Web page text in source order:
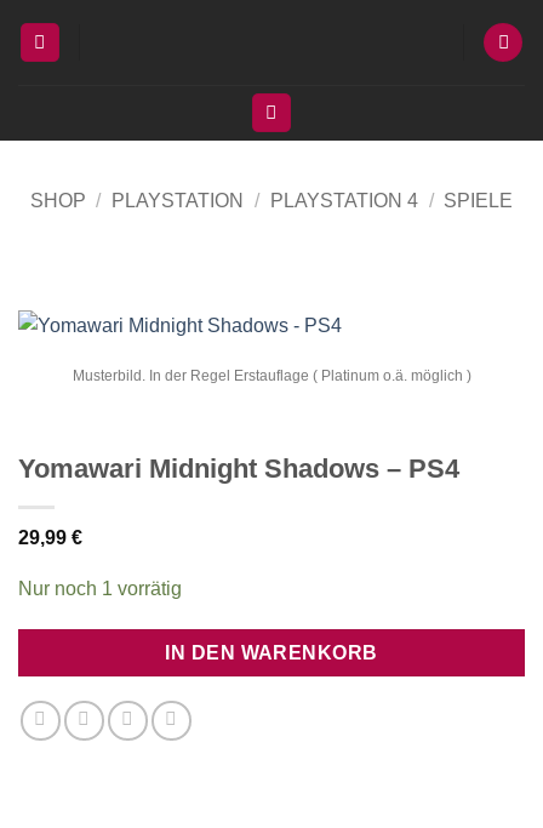
Inhalt
SHOP / PLAYSTATION / PLAYSTATION 4 / SPIELE
Musterbild. In der Regel Erstauflage ( Platinum o.ä. möglich )
Yomawari Midnight Shadows – PS4
29,99 €
Nur noch 1 vorrätig
IN DEN WARENKORB